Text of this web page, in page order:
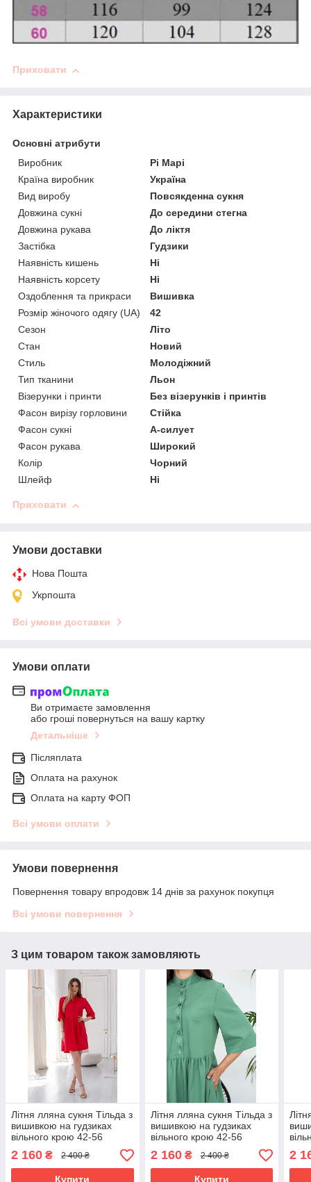
Приховати
Характеристики
Основні атрибути
Виробник
Рі Марі
Країна виробник
Україна
Вид виробу
Повсякденна сукня
Довжина сукні
До середини стегна
Довжина рукава
До ліктя
Застібка
Гудзики
Наявність кишень
Ні
Наявність корсету
Ні
Оздоблення та прикраси
Вишивка
Розмір жіночого одягу (UA)
42
Сезон
Літо
Стан
Новий
Стиль
Молодіжний
Тип тканини
Льон
Візерунки і принти
Без візерунків і принтів
Фасон вирізу горловини
Стійка
Фасон сукні
А-силует
Фасон рукава
Широкий
Колір
Чорний
Шлейф
Ні
Приховати
Умови доставки
Нова Пошта
Укрпошта
Всі умови доставки
Умови оплати
Ви отримаєте замовлення
або гроші повернуться на вашу картку
Детальніше
Післяплата
Оплата на рахунок
Оплата на карту ФОП
Всі умови оплати
Умови повернення
Повернення товару впродовж 14 днів за рахунок покупця
Всі умови повернення
З цим товаром також замовляють
Літня лляна сукня Тільда з
вишивкою на гудзиках
вільного крою 42-56
розміри різні кольори
2 160 ₴ 2 400 ₴
Купити
Літня лляна сукня Тільда з
вишивкою на гудзиках
вільного крою 42-56
розміри різні кольори
2 160₴ 2 400 ₴
Купити
2